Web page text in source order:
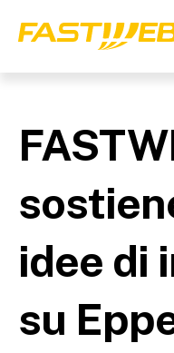
idee di
su